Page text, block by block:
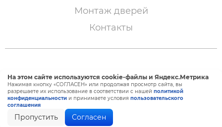
Монтаж дверей
Контакты
© 2005 – 2026 «Двери Сибири»
Создание и продвижение сайта —BTB Digital
На этом сайте используются cookie-файлы и Яндекс.Метрика
Нажимая кнопку «СОГЛАСЕН» или продолжая просмотр сайта, вы
разрешаете их использование в соответствии с нашей политикой
конфиденциальности и принимаете условия пользовательского
соглашения
Пропустить Согласен